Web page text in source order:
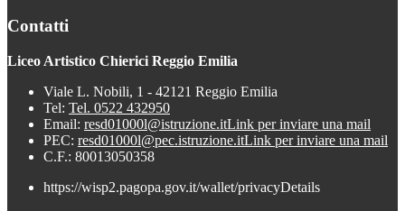
Contatti
Liceo Artistico Chierici Reggio Emilia
Viale L. Nobili, 1 - 42121 Reggio Emilia
Tel: Tel. 0522 432950
Email: resd01000l@istruzione.itLink per inviare una mail
PEC: resd01000l@pec.istruzione.itLink per inviare una mail
C.F.: 80013050358
https://wisp2.pagopa.gov.it/wallet/privacyDetails